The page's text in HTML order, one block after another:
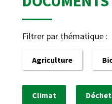
Filtrer par thématique :
Agriculture
Climat